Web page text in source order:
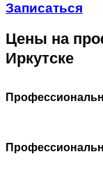
Записаться
Цены на
Иркутске